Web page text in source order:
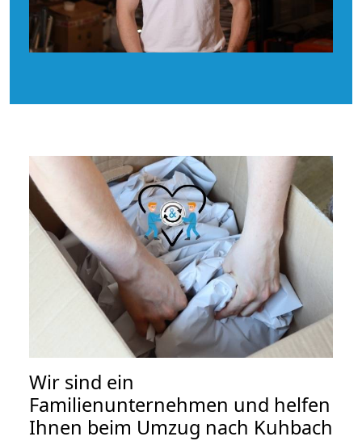
Wir sind ein
Familienunternehmen und helfen
Ihnen beim Umzug nach Kuhbach